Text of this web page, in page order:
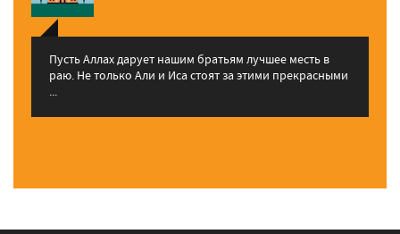
Пусть Аллах дарует нашим братьям лучшее месть в
раю. Не только Али и Иса стоят за этими прекрасными
...